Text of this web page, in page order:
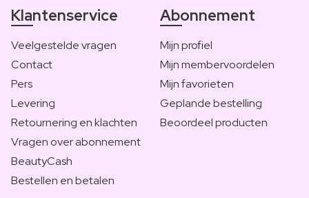
Klantenservice
Veelgestelde vragen
Contact
Pers
Levering
Retournering en klachten
Vragen over abonnement
BeautyCash
Bestellen en betalen
Abonnement
Mijn profiel
Mijn membervoordelen
Mijn favorieten
Geplande bestelling
Beoordeel producten